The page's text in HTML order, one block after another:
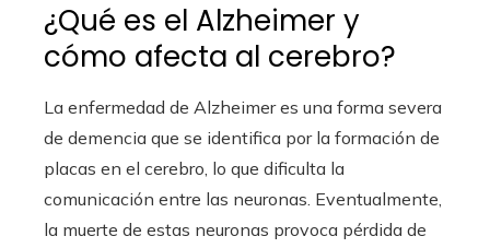
¿Qué es el Alzheimer y
cómo afecta al cerebro?
La enfermedad de Alzheimer es una forma severa
de demencia que se identifica por la formación de
placas en el cerebro, lo que dificulta la
comunicación entre las neuronas. Eventualmente,
la muerte de estas neuronas provoca pérdida de